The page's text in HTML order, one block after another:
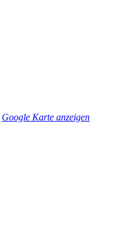
Google Karte anzeigen